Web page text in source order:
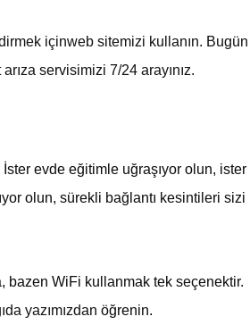
içinweb sitemizi kullanın. Bugün
servisimizi 7/24 arayınız.
evde eğitimle uğraşıyor olun, ister
olun, sürekli bağlantı kesintileri sizi
bazen WiFi kullanmak tek seçenektir.
yazımızdan öğrenin.